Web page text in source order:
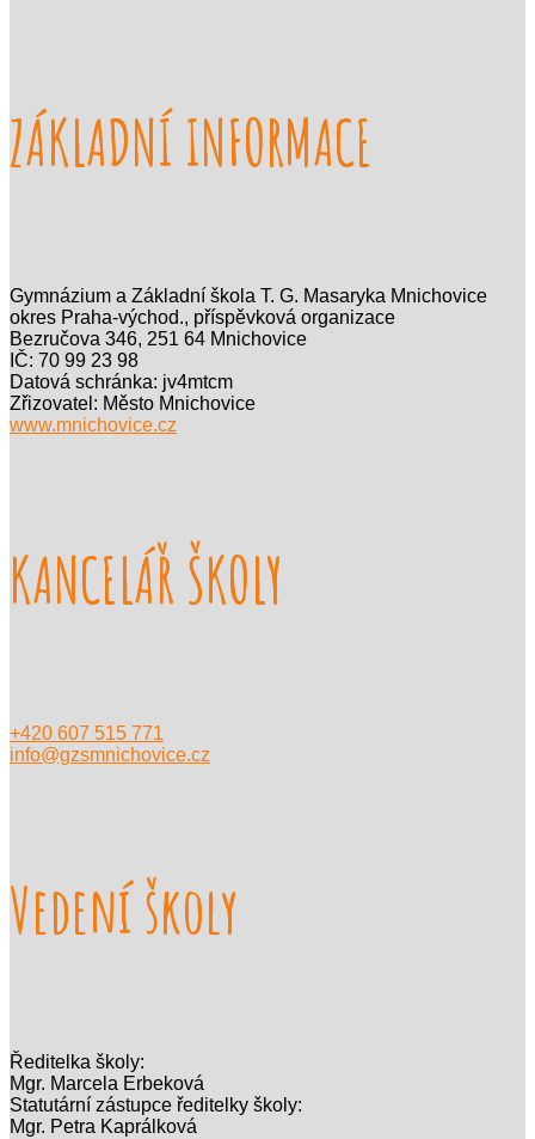
ZÁKLADNÍ INFORMACE
Gymnázium a Základní škola T. G. Masaryka Mnichovice
okres Praha-východ., příspěvková organizace
Bezručova 346, 251 64 Mnichovice
IČ: 70 99 23 98
Datová schránka: jv4mtcm
Zřizovatel: Město Mnichovice
www.mnichovice.cz
KANCELÁŘ ŠKOLY
+420 607 515 771
info@gzsmnichovice.cz
Vedení školy
Ředitelka školy:
Mgr. Marcela Erbeková
Statutární zástupce ředitelky školy:
Mgr. Petra Kaprálková